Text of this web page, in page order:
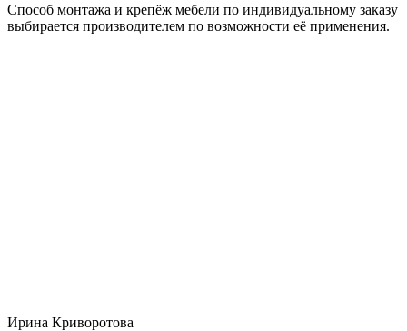
Способ монтажа и крепёж мебели по индивидуальному заказу
выбирается производителем по возможности её применения.
Ирина Криворотова